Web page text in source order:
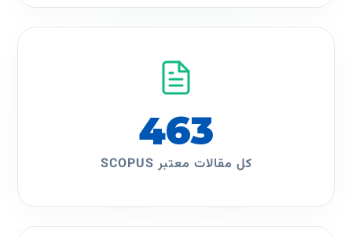
IMPACT
463
کل مقالات معتبر SCOPUS